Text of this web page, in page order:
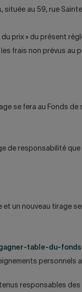
située au 59, rue
prix » du présent
frais non prévus au
se fera au Fonds de
de responsabilité
un nouveau tirage
table-du-
personnels
responsables